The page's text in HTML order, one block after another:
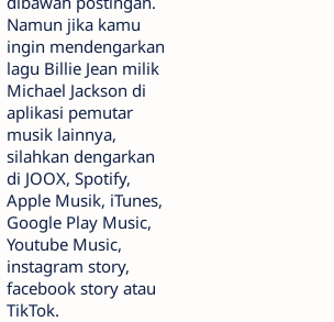
Namun jika kamu
ingin mendengarkan
lagu Billie Jean milik
Michael Jackson di
aplikasi pemutar
musik lainnya,
silahkan dengarkan
di JOOX, Spotify,
Apple Musik, iTunes,
Google Play Music,
Youtube Music,
instagram story,
facebook story atau
TikTok.